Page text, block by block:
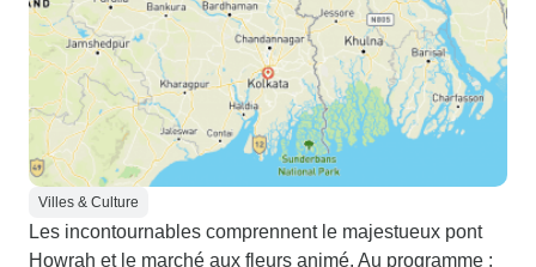
Villes & Culture
Les incontournables comprennent le majestueux pont
Howrah et le marché aux fleurs animé. Au programme :